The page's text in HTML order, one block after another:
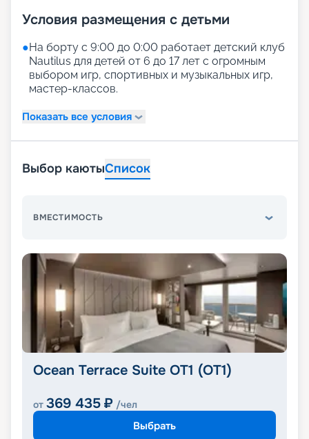
Условия размещения с детьми
●На борту с 9:00 до 0:00 работает детский клуб
Nautilus для детей от 6 до 17 лет с огромным
выбором игр, спортивных и музыкальных игр,
мастер-классов.
Показать все условия
Выбор каютыСписок
ВМЕСТИМОСТЬ
Ocean Terrace Suite OT1 (OT1)
от 369 435 ₽ /чел
Выбрать